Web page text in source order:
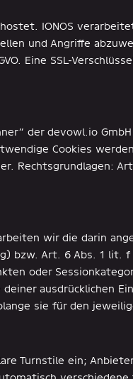
IONOS
und Angriffe
Eine SSL-
der devowl.io
Cookies
Rechtsgrundlagen:
wir die darin
bzw. Art. 6 Abs. 1 lit. f
oder
ausdrücklichen
sie für den
Turnstile ein;